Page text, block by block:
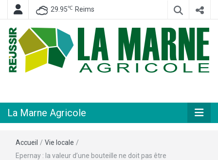
29.95℃ Reims
Agricole
La Marne Agricole
Accueil / Vie locale /
Epernay : la valeur d’une bouteille ne doit pas être